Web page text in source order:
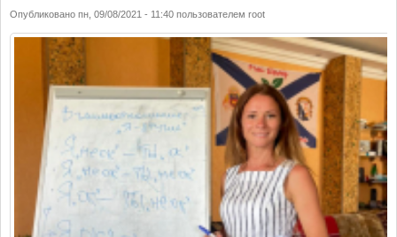
Опубликовано пн, 09/08/2021 - 11:40 пользователем root